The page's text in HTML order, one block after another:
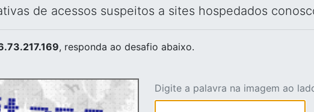
de acessos suspeitos a sites hospedados
, responda ao desafio abaixo.
Digite a palavra na imagem ao